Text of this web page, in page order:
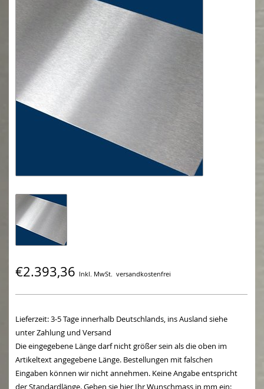
€2.393,36 Inkl. MwSt. versandkostenfrei
Lieferzeit: 3-5 Tage innerhalb Deutschlands, ins Ausland siehe
unter Zahlung und Versand
Die eingegebene Länge darf nicht größer sein als die oben im
Artikeltext angegebene Länge. Bestellungen mit falschen
Eingaben können wir nicht annehmen. Keine Angabe entspricht